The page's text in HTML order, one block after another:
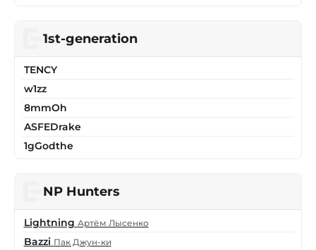
1st-generation
TENCY
w1zz
8mmOh
ASFEDrake
1gGodthe
NP Hunters
Lightning Артём Лысенко
Bazzi Пак Джун-ки